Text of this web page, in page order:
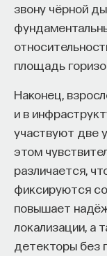
звону чёрной
площадь
Наконец,
и в
участвуют две
этом
различается,
фиксируются
повышает
локализации, а
детекторы без